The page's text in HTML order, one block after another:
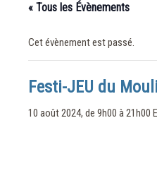
« Tous les Évènements
Cet évènement est passé.
Festi-JEU du
10 août 2024, de 9h00 à21h00